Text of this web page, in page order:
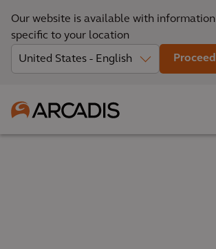
Our website is available with information
specific to your location
Proceed